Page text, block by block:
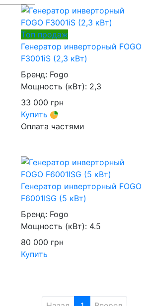
Tоп продаж
Генератор инверторный FOGO
F3001iS (2,3 кВт)
Бренд: Fogo
Мощность (кВт): 2,3
33 000 грн
Купить
Оплата частями
Генератор инверторный FOGO
F6001ISG (5 кВт)
Бренд: Fogo
Мощность (кВт): 4.5
80 000 грн
Купить